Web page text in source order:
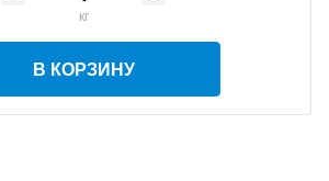
кг
В КОРЗИНУ